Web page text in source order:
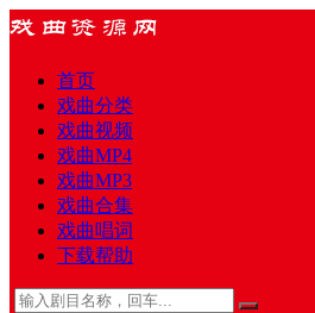
首页
戏曲分类
戏曲视频
戏曲MP4
戏曲MP3
戏曲合集
戏曲唱词
下载帮助